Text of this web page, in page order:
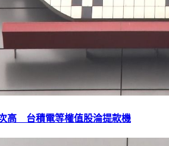
高 台積電等權值股淪提款機